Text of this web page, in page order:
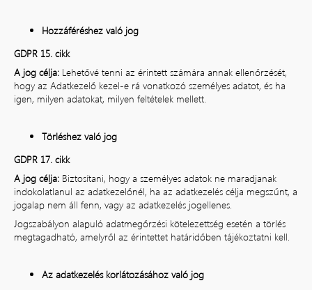
Hozzáféréshez való jog
GDPR 15. cikk
A jog célja: Lehetővé tenni az érintett számára annak ellenőrzését,
hogy az Adatkezelő kezel-e rá vonatkozó személyes adatot, és ha
igen, milyen adatokat, milyen feltételek mellett.
Törléshez való jog
GDPR 17. cikk
A jog célja: Biztosítani, hogy a személyes adatok ne maradjanak
indokolatlanul az adatkezelőnél, ha az adatkezelés célja megszűnt, a
jogalap nem áll fenn, vagy az adatkezelés jogellenes.
Jogszabályon alapuló adatmegőrzési kötelezettség esetén a törlés
megtagadható, amelyről az érintettet határidőben tájékoztatni kell.
Az adatkezelés korlátozásához való jog